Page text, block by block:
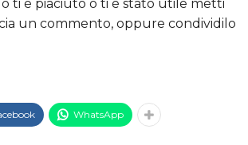
ti è piaciuto o ti è stato utile metti
un commento, oppure condividilo
WhatsApp